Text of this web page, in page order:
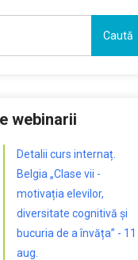
webinarii
Detalii curs internaț.
Belgia „Clase vii -
motivația elevilor,
diversitate cognitivă și
bucuria de a învăța” - 11
aug.